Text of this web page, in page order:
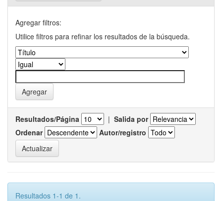
Agregar filtros:
Utilice filtros para refinar los resultados de la búsqueda.
Resultados/Página | Salida por
Ordenar
Autor/registro
Resultados 1-1 de 1.